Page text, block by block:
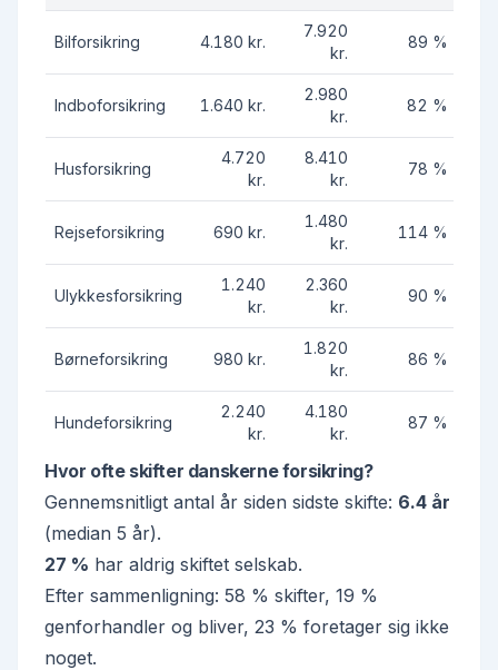
Bilforsikring 4.180 kr.
7.920
kr.
89 %
Indboforsikring 1.640 kr.
2.980
kr.
82 %
Husforsikring
4.720
kr.
8.410
kr.
78 %
Rejseforsikring 690 kr.
1.480
kr.
114 %
Ulykkesforsikring
1.240
kr.
2.360
kr.
90 %
Børneforsikring 980 kr.
1.820
kr.
86 %
Hundeforsikring
2.240
kr.
4.180
kr.
87 %
Hvor ofte skifter danskerne forsikring?
Gennemsnitligt antal år siden sidste skifte: 6.4 år
(median 5 år).
27 % har aldrig skiftet selskab.
Efter sammenligning: 58 % skifter, 19 %
genforhandler og bliver, 23 % foretager sig ikke
noget.